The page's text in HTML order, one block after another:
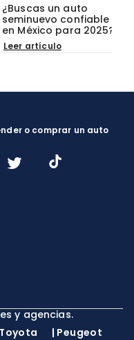
México para 2025:
Guía actualizada
¿Buscas un auto
seminuevo confiable
en México para 2025?
Conoce los 10 modelos
más recomendados
ofrecemos garantías
Leer artículo
o comprar un auto
y agencias.
Toyota | Peugeot